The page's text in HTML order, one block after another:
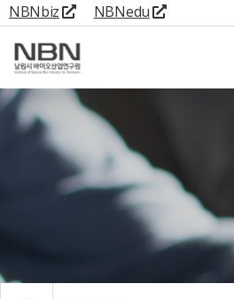
NBNbiz NBNedu